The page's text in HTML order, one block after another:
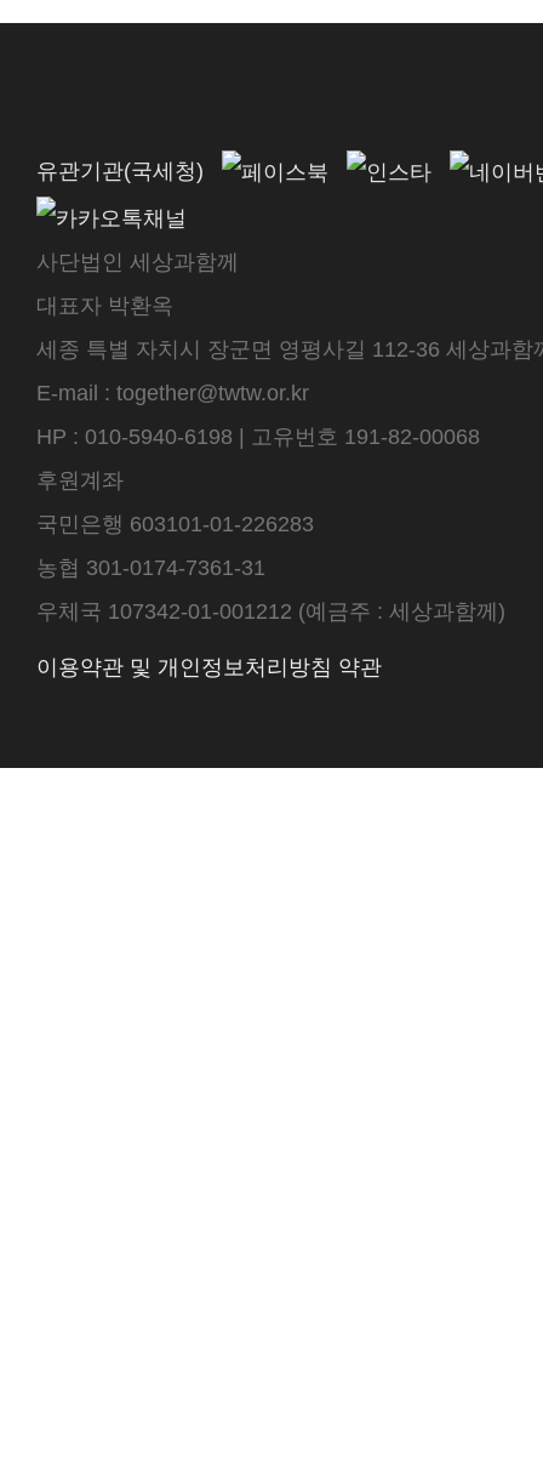
유관기관(국세청)
사단법인 세상과함께
대표자 박환옥
세종 특별 자치시 장군면 영평사길 112-36 세상과
E-mail : together@twtw.or.kr
HP : 010-5940-6198 | 고유번호 191-82-00068
후원계좌
국민은행 603101-01-226283
농협 301-0174-7361-31
우체국 107342-01-001212 (예금주 : 세상과함께)
이용약관 및 개인정보처리방침 약관